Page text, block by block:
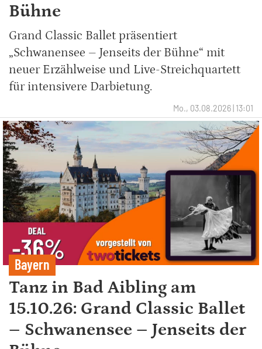
Bühne
Grand Classic Ballet präsentiert
„Schwanensee – Jenseits der Bühne“ mit
neuer Erzählweise und Live-Streichquartett
für intensivere Darbietung.
Mo., 03.08.2026 | 13:01
Bayern
Tanz in Bad Aibling am
15.10.26: Grand Classic Ballet
– Schwanensee – Jenseits der